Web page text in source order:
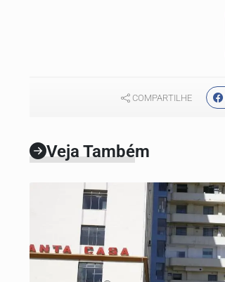
COMPARTILHE
Veja Também